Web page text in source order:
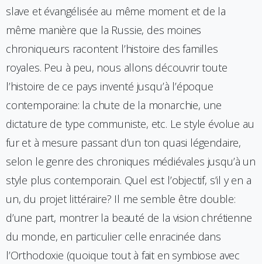
slave et évangélisée au même moment et de la
même manière que la Russie, des moines
chroniqueurs racontent l’histoire des familles
royales. Peu à peu, nous allons découvrir toute
l’histoire de ce pays inventé jusqu’à l’époque
contemporaine: la chute de la monarchie, une
dictature de type communiste, etc. Le style évolue au
fur et à mesure passant d’un ton quasi légendaire,
selon le genre des chroniques médiévales jusqu’à un
style plus contemporain. Quel est l’objectif, s’il y en a
un, du projet littéraire? Il me semble être double:
d’une part, montrer la beauté de la vision chrétienne
du monde, en particulier celle enracinée dans
l’Orthodoxie (quoique tout à fait en symbiose avec